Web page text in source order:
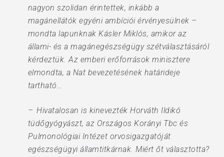
nagyon szolidan érintettek, inkább a
magánellátók egyéni ambíciói érvényesülnek –
mondta lapunknak Kásler Miklós, amikor az
állami- és a magánegészségügy szétválasztásáról
kérdeztük. Az emberi erőforrások minisztere
elmondta, a Nat bevezetésének határideje
tartható…
– Hivatalosan is kinevezték Horváth Ildikó
tüdőgyógyászt, az Országos Korányi Tbc és
Pulmonológiai Intézet orvosigazgatóját
egészségügyi államtitkárnak. Miért őt választotta?